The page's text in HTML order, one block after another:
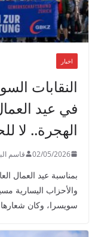
اخبار
النقابات
في عيد
الهجرة.. لا
02/05/2026 قاسم
بمناسبة عيد العمال
والأحزاب
سويسرا، وكان